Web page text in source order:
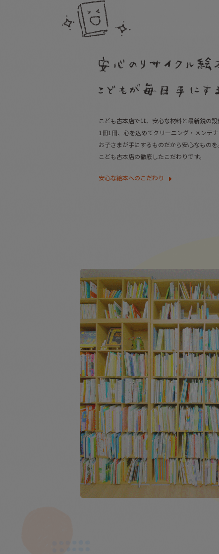
こども古本店では、安心な材料と最新鋭の設
1冊1冊、心を込めてクリーニング・メンテナ
お子さまが手にするものだから安心なものを。
こども古本店の徹底したこだわりです。
安心な絵本へのこだわり